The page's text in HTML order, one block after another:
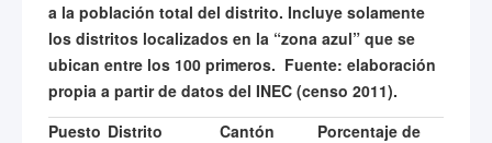
a la población total del distrito. Incluye solamente
los distritos localizados en la “zona azul” que se
ubican entre los 100 primeros. Fuente: elaboración
propia a partir de datos del INEC (censo 2011).
Puesto Distrito Cantón
Porcentaje de